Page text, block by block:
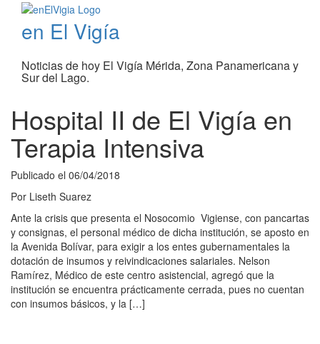
en El Vigía
Noticias de hoy El Vigía Mérida, Zona Panamericana y
Sur del Lago.
Hospital II de El Vigía en
Terapia Intensiva
Publicado el 06/04/2018
Por Liseth Suarez
Ante la crisis que presenta el Nosocomio Vigiense, con pancartas
y consignas, el personal médico de dicha institución, se aposto en
la Avenida Bolívar, para exigir a los entes gubernamentales la
dotación de insumos y reivindicaciones salariales. Nelson
Ramírez, Médico de este centro asistencial, agregó que la
institución se encuentra prácticamente cerrada, pues no cuentan
con insumos básicos, y la […]